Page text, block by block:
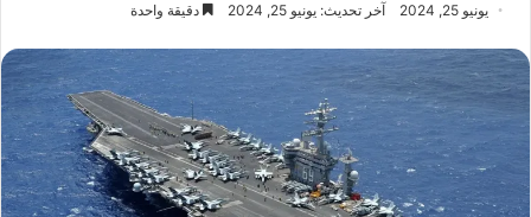
يونيو 25, 2024 آخر تحديث: يونيو 25, 2024 دقيقة واحدة